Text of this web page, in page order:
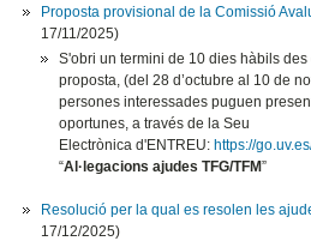
Proposta provisional de la Comissió
17/11/2025)
S'obri un termini de 10 dies hàbils
proposta, (del 28 d’octubre al 10 de
persones interessades puguen
oportunes, a través de la Seu
Electrònica d'ENTREU:https://
“Al·legacions ajudes TFG/TFM”
Resolució per la qual es resolen les
17/12/2025)